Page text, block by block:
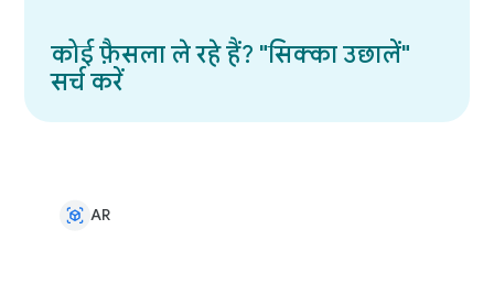
कोई फ़ैसला ले रहे हैं? "सिक्का उछालें"
सर्च करें
AR